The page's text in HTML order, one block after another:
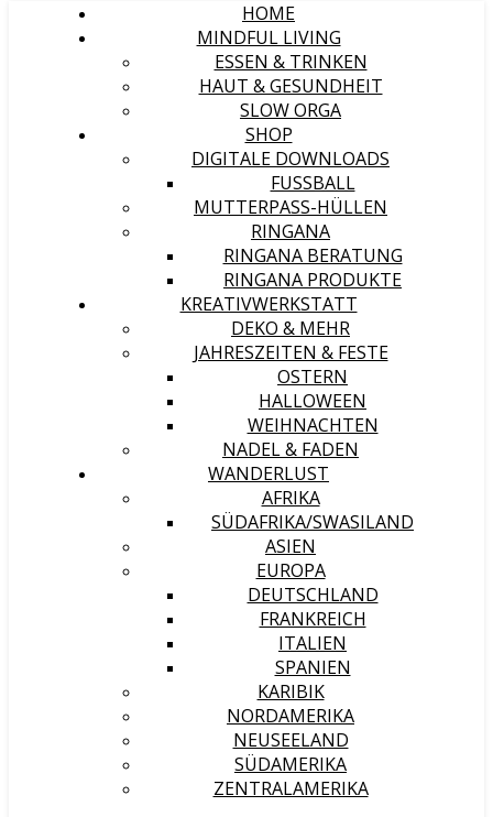
HOME
MINDFUL LIVING
ESSEN & TRINKEN
HAUT & GESUNDHEIT
SLOW ORGA
SHOP
DIGITALE DOWNLOADS
FUSSBALL
MUTTERPASS-HÜLLEN
RINGANA
RINGANA BERATUNG
RINGANA PRODUKTE
KREATIVWERKSTATT
DEKO & MEHR
JAHRESZEITEN & FESTE
OSTERN
HALLOWEEN
WEIHNACHTEN
NADEL & FADEN
WANDERLUST
AFRIKA
SÜDAFRIKA/SWASILAND
ASIEN
EUROPA
DEUTSCHLAND
FRANKREICH
ITALIEN
SPANIEN
KARIBIK
NORDAMERIKA
NEUSEELAND
SÜDAMERIKA
ZENTRALAMERIKA